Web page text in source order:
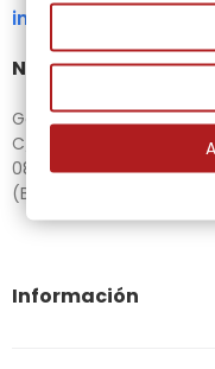
info@gubias.com.es
Nuestra tienda
Ganiveteria Rius
C/ Goleta, 11
08221 Terrassa
(Barcelona)
Información